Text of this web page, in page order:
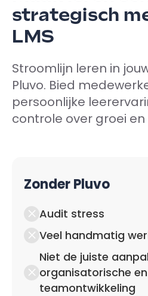
strategisch
LMS
Stroomlijn leren in
Pluvo. Bied
persoonlijke
controle over groei
Zonder Pluvo
Audit stress
Veel handmatig
Niet de juiste
organisatorische en
teamontwikkeling